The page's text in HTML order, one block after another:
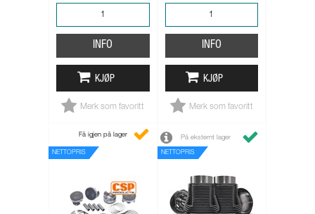
INFO
KJØP
Merk som favoritt
INFO
KJØP
Merk som favoritt
NETTOPRIS
Få igjen på lager
NETTOPRIS
På eksternt lager